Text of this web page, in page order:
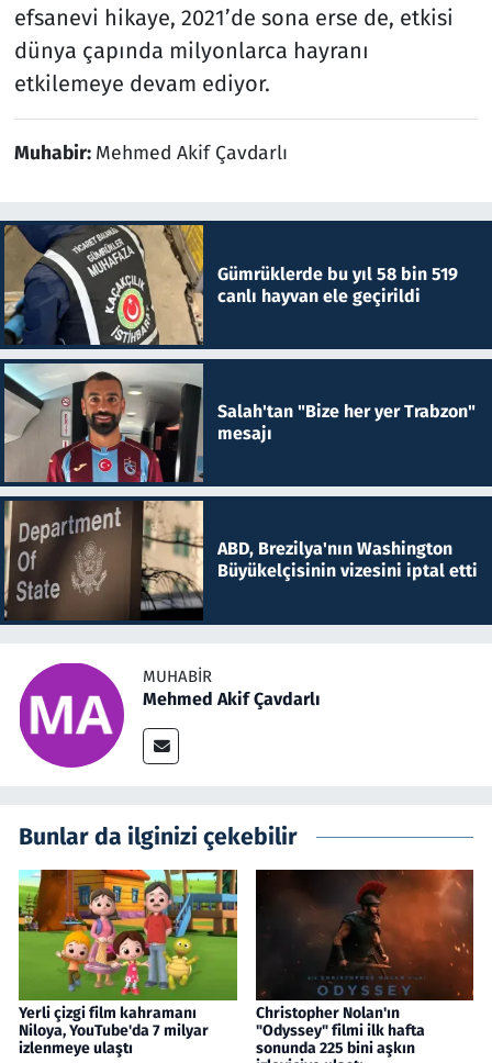
efsanevi hikaye, 2021’de sona erse de, etkisi
dünya çapında milyonlarca hayranı
etkilemeye devam ediyor.
Muhabir: Mehmed Akif Çavdarlı
Gümrüklerde bu yıl 58 bin 519
canlı hayvan ele geçirildi
Salah'tan "Bize her yer Trabzon"
mesajı
ABD, Brezilya'nın Washington
Büyükelçisinin vizesini iptal etti
MUHABIR
Mehmed Akif Çavdarlı
Bunlar da ilginizi çekebilir
Yerli çizgi film kahramanı
Niloya, YouTube'da 7 milyar
izlenmeye ulaştı
Christopher Nolan'ın
"Odyssey" filmi ilk hafta
sonunda 225 bini aşkın